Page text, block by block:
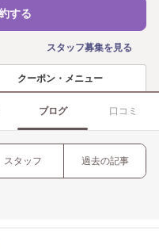
する
スタッフ募集を見る
クーポン・メニュー
ブログ 口コミ
スタッフ 過去の記事